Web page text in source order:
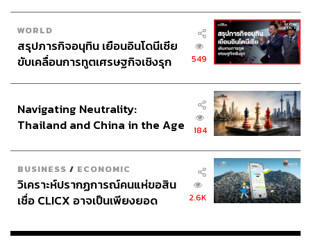
WORLD
สรุปภารกิจอนุทิน เยือนอินโดนีเซีย
ขับเคลื่อนการทูตเศรษฐกิจเชิงรุก
549
Navigating Neutrality:
Thailand and China in the Age
184
BUSINESS / ECONOMIC
วิเคราะห์ปรากฏการณ์คนแห่ขอสิน
เชื่อ CLICX อาจเป็นเพียงยอด
เรือนไทยที่ถูกซุกไว้
2.6K